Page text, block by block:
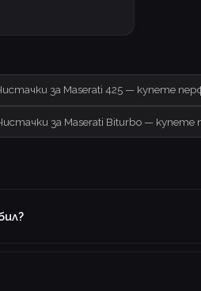
за Maserati 425 — купете
за Maserati Biturbo —